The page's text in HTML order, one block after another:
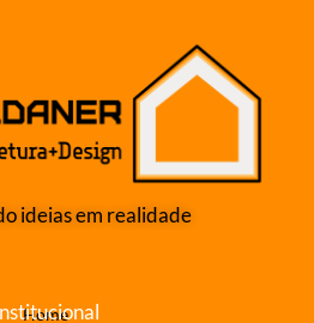
ideias em realidade
Home